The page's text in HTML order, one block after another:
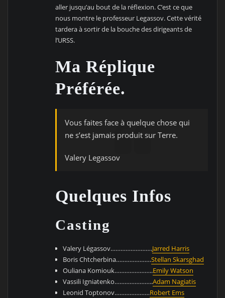
aller jusqu’au bout de la réflexion. C’est ce que
nous montre le professeur Legassov. Cette vérité
tardera à sortir de la bouche des dirigeants de
l’URSS.
Ma Réplique
Préférée.
Vous faites face à quelque chose qui
ne s’est jamais produit sur Terre.
Valery Legassov
Quelques Infos
Casting
Valery Légassov…………………….Jarred Harris
Boris Chtcherbina…………………Stellan Skarsghad
Ouliana Komiouk…………………..Emily Watson
Vassili Igniatenko…………………..Adam Nagiatis
Leonid Toptonov…………………Robert Ems